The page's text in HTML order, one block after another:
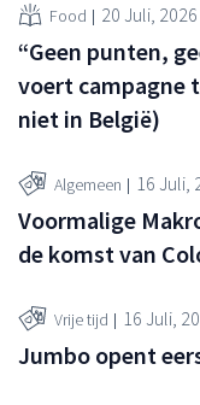
Food 20 Juli, 2026
“Geen punten,
voert campagne
niet in België)
Algemeen 16 Juli,
Voormalige
de komst van
Vrije tijd 16 Juli,
Jumbo opent